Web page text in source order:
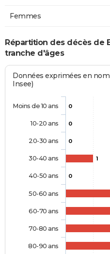
Femmes
Répartition des décès de
tranche d'âges
Données exprimées en
Insee)
0
0
0
1
0
Moins de 10 ans
10-20 ans
20-30 ans
30-40 ans
40-50 ans
50-60 ans
60-70 ans
70-80 ans
80-90 ans